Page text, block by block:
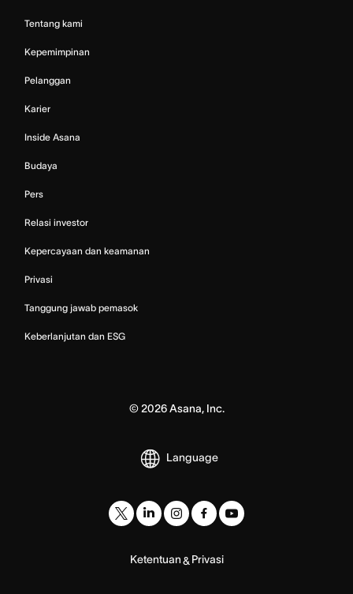
Tentang kami
Kepemimpinan
Pelanggan
Karier
Inside Asana
Budaya
Pers
Relasi investor
Kepercayaan dan keamanan
Privasi
Tanggung jawab pemasok
Keberlanjutan dan ESG
© 2026Asana, Inc.
Language
Ketentuan& Privasi